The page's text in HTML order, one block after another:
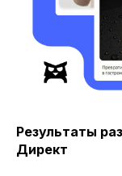
Результаты
Директ